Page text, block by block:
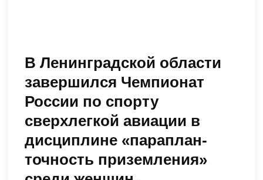
В Ленинградской области
завершился Чемпионат
России по спорту
сверхлегкой авиации в
дисциплине «параплан-
точность приземления»